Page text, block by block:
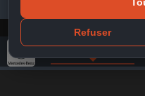
Refuser
GAMME MERCEDES